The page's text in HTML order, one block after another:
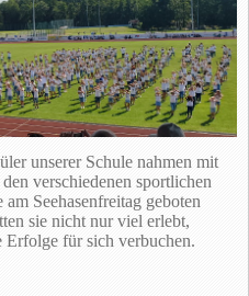
unserer Schule nahmen mit
verschiedenen sportlichen
Seehasenfreitag geboten
sie nicht nur viel erlebt,
Erfolge für sich verbuchen.